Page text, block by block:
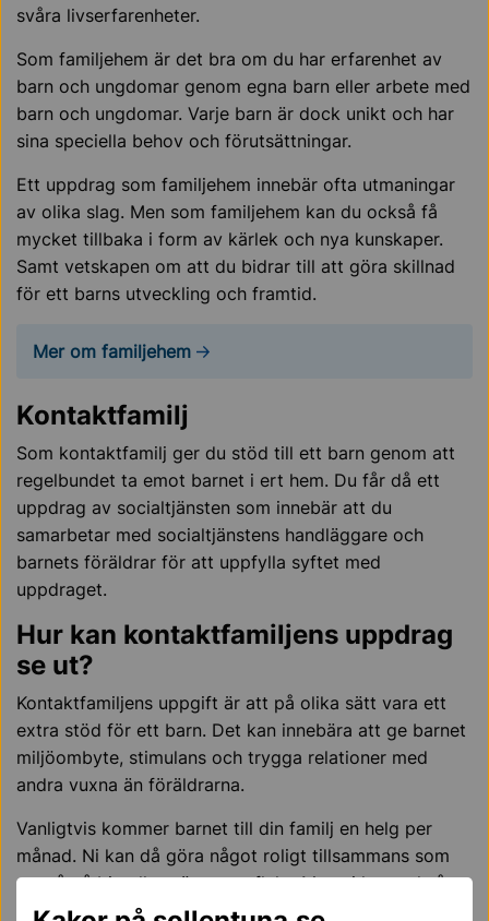
svåra livserfarenheter.
Som familjehem är det bra om du har erfarenhet av
barn och ungdomar genom egna barn eller arbete med
barn och ungdomar. Varje barn är dock unikt och har
sina speciella behov och förutsättningar.
Ett uppdrag som familjehem innebär ofta utmaningar
av olika slag. Men som familjehem kan du också få
mycket tillbaka i form av kärlek och nya kunskaper.
Samt vetskapen om att du bidrar till att göra skillnad
för ett barns utveckling och framtid.
Mer om familjehem
Kontaktfamilj
Som kontaktfamilj ger du stöd till ett barn genom att
regelbundet ta emot barnet i ert hem. Du får då ett
uppdrag av socialtjänsten som innebär att du
samarbetar med socialtjänstens handläggare och
barnets föräldrar för att uppfylla syftet med
uppdraget.
Hur kan kontaktfamiljens uppdrag
se ut?
Kontaktfamiljens uppgift är att på olika sätt vara ett
extra stöd för ett barn. Det kan innebära att ge barnet
miljöombyte, stimulans och trygga relationer med
andra vuxna än föräldrarna.
Vanligtvis kommer barnet till din familj en helg per
månad. Ni kan då göra något roligt tillsammans som
att gå på bio eller göra en utflykt. Men ni kan också
stanna hemma och leva vanligt familjeliv. På så sätt får